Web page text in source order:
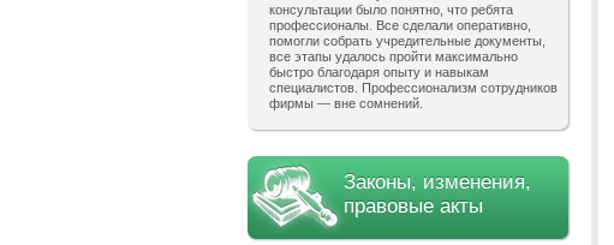
консультации было понятно, что ребята
профессионалы. Все сделали оперативно,
помогли собрать учредительные документы,
все этапы удалось пройти максимально
быстро благодаря опыту и навыкам
специалистов. Профессионализм сотрудников
фирмы — вне сомнений.
Законы, изменения,
правовые акты